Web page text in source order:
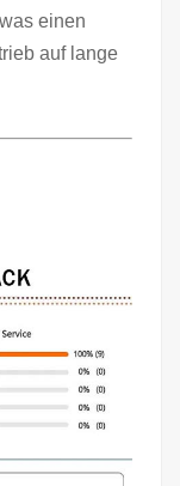
einen
auf lange